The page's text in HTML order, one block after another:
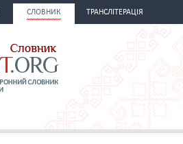
СЛОВНИК ТРАНСЛІТЕРАЦІЯ